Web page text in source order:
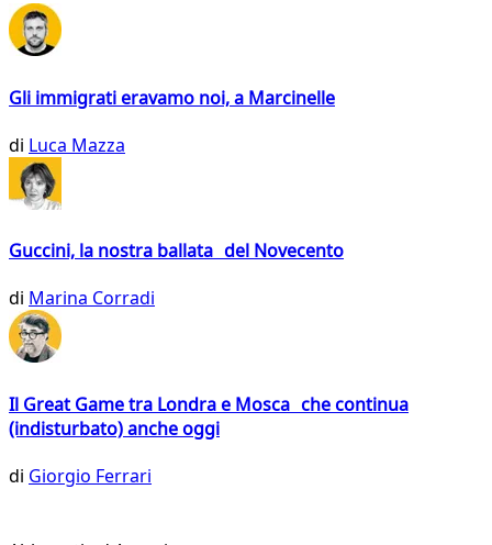
Gli immigrati eravamo noi, a Marcinelle
di Luca Mazza
Guccini, la nostra ballata del Novecento
di Marina Corradi
Il Great Game tra Londra e Mosca che continua
(indisturbato) anche oggi
di Giorgio Ferrari